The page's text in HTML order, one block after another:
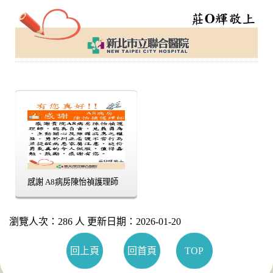
感謝 A8病房陳怡禎護理師
瀏覽人次：286 人 更新日期：2026-01-20
回上頁 回首頁 TOP